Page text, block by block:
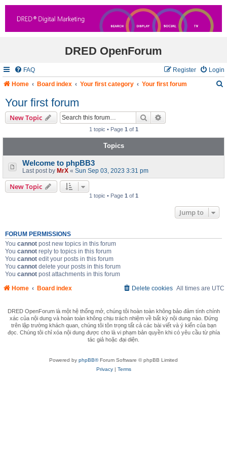
DRED OpenForum
FAQ Login
Register
Home
Board index Your first category Your first forum
c
Your first forum
New Topic Search
1 topic • Page 1 of 1
Topics
Welcome to phpBB3
Last post by MrX « Sun Sep 03, 2023 3:31 pm
New Topic
1 topic • Page 1 of 1
Jump to
FORUM PERMISSIONS
You cannot post new topics in this forum
You cannot reply to topics in this forum
You cannot edit your posts in this forum
You cannot delete your posts in this forum
You cannot post attachments in this forum
Home Board index All times are UTC
Delete cookies
DRED OpenForum là một hệ thống mở, chúng tôi hoàn toàn không bảo đảm tính chính
xác của nội dung và hoàn toàn không chịu trách nhiệm về bất kỳ nội dung nào. Đứng
trên lập trường khách quan, chúng tôi tôn trọng tất cả các bài viết và ý kiến của bạn
đọc. Chúng tôi chỉ xóa nội dung được cho là vi phạm bản quyền khi có yêu cầu từ phía
tác giả hoặc đại diện.
Powered by phpBB®Forum Software © phpBB Limited
Privacy| Terms